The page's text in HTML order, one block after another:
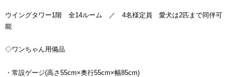
ウイングタワー1階 全14ルーム ／ 4名様定員 愛犬は2匹まで同伴可
能
◇ワンちゃん用備品
・常設ゲージ(高さ55cm×奥行55cm×幅85cm)